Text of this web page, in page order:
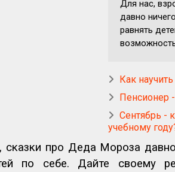
Для нас,
давно
равнять
Как
Пенсионер
Сентябрь -
учебному
сказки про Деда Мороза
по себе. Дайте своему